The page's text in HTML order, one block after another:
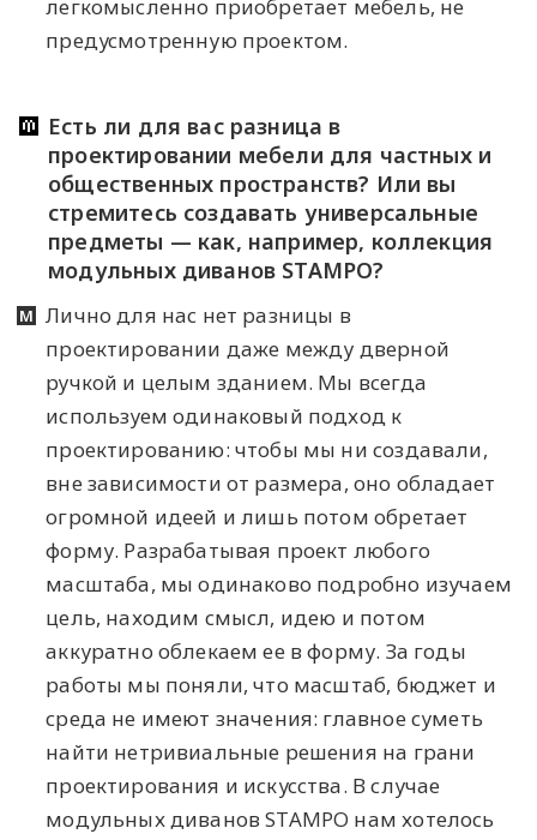
легкомысленно приобретает мебель, не
предусмотренную проектом.
Есть ли для вас разница в
проектировании мебели для частных и
общественных пространств? Или вы
стремитесь создавать универсальные
предметы — как, например, коллекция
модульных диванов STAMPO?
Лично для нас нет разницы в
проектировании даже между дверной
ручкой и целым зданием. Мы всегда
используем одинаковый подход к
проектированию: чтобы мы ни создавали,
вне зависимости от размера, оно обладает
огромной идеей и лишь потом обретает
форму. Разрабатывая проект любого
масштаба, мы одинаково подробно изучаем
цель, находим смысл, идею и потом
аккуратно облекаем ее в форму. За годы
работы мы поняли, что масштаб, бюджет и
среда не имеют значения: главное суметь
найти нетривиальные решения на грани
проектирования и искусства. В случае
модульных диванов STAMPO нам хотелось